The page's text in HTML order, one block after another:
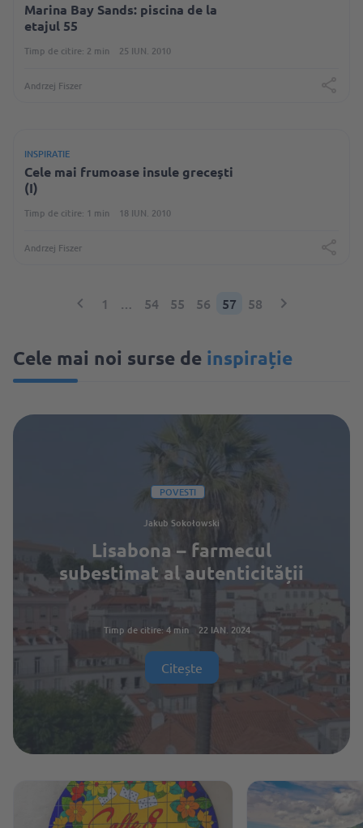
Marina Bay Sands: piscina de la
etajul 55
Timp de citire: 2 min 25 IUN. 2010
Andrzej Fiszer
INSPIRATIE
Cele mai frumoase insule greceşti
(I)
Timp de citire: 1 min 18 IUN. 2010
Andrzej Fiszer
1 … 54 55 56 57 58
Cele mai noi surse de inspirație
POVESTI
Jakub Sokołowski
Lisabona – farmecul
subestimat al autenticității
Timp de citire: 4 min 22 IAN. 2024
Citește